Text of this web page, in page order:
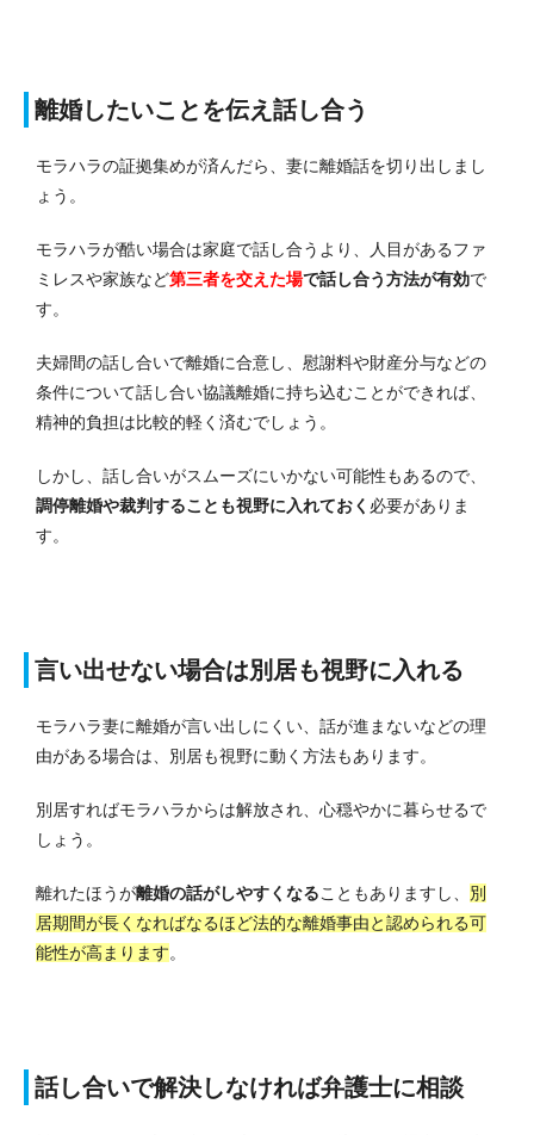
離婚したいことを伝え話し合う
モラハラの証拠集めが済んだら、妻に離婚話を切り出しまし
ょう。
モラハラが酷い場合は家庭で話し合うより、人目があるファ
ミレスや家族など第三者を交えた場で話し合う方法が有効で
す。
夫婦間の話し合いで離婚に合意し、慰謝料や財産分与などの
条件について話し合い協議離婚に持ち込むことができれば、
精神的負担は比較的軽く済むでしょう。
しかし、話し合いがスムーズにいかない可能性もあるので、
調停離婚や裁判することも視野に入れておく 必要がありま
す。
言い出せない場合は別居も視野に入れる
モラハラ妻に離婚が言い出しにくい、話が進まないなどの理
由がある場合は、別居も視野に動く方法もあります。
別居すればモラハラからは解放され、心穏やかに暮らせるで
しょう。
離れたほうが離婚の話がしやすくなることもありますし、 別
居期間が長くなればなるほど法的な離婚事由と認められる可
能性が高まります。
話し合いで解決しなければ弁護士に相談